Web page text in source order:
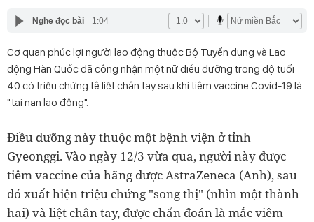
Nghe đọc bài 1:04
Cơ quan phúc lợi người lao động thuộc Bộ Tuyển dụng và Lao
động Hàn Quốc đã công nhận một nữ điều dưỡng trong độ tuổi
40 có triệu chứng tê liệt chân tay sau khi tiêm vaccine Covid-19 là
"tai nạn lao động".
Điều dưỡng này thuộc​ một bệnh viện ở tỉnh
Gyeonggi. Vào ngày 12/3 vừa qua, người này được
tiêm vaccine của hãng dược AstraZeneca (Anh), sau
đó xuất hiện triệu chứng "song thị" (nhìn một thành
hai) và liệt chân tay, được chẩn đoán là mắc viêm